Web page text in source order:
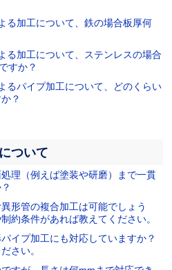
る加工について、鉄の場合板厚何
る加工について、ステンレスの場合
すか？
るパイプ加工について、どのくらい
？
ついて
理（例えば塗装や研磨）まで一貫
形管の複合加工は可能でしょう
約条件があれば教えてください。
イプ加工にも対応していますか？
さい。